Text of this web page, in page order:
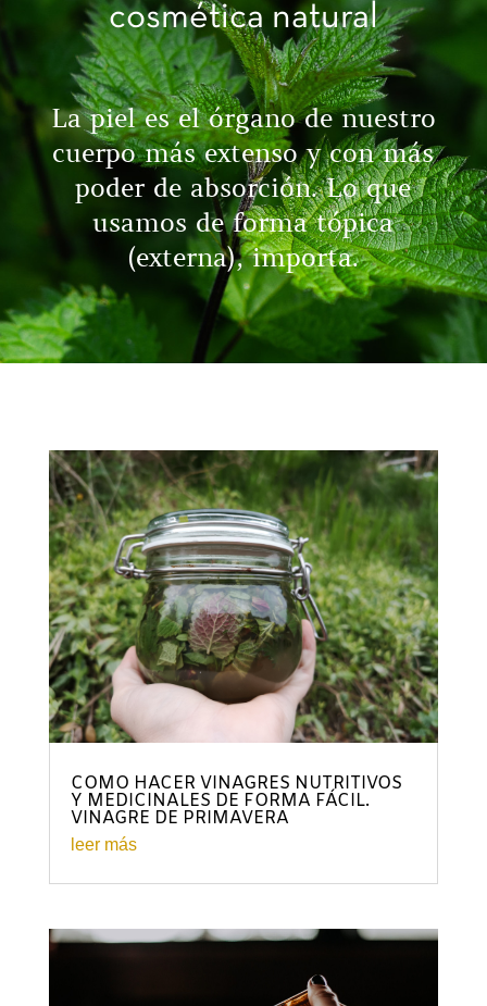
cosmética natural
La piel es el órgano de nuestro
cuerpo más extenso y con más
poder de absorción. Lo que
usamos de forma tópica
(externa), importa.
COMO HACER VINAGRES NUTRITIVOS
Y MEDICINALES DE FORMA FÁCIL.
VINAGRE DE PRIMAVERA
leer más